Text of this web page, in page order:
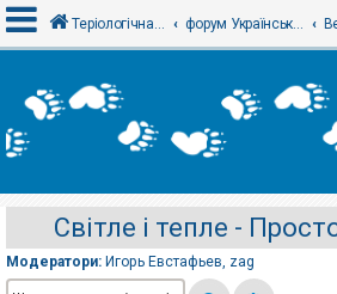
х
і
е
є
с
Теріологічна школа форум Українського теріологічного товариства
Світле і тепле -
Модератори: Игорь Евстафьев, zag